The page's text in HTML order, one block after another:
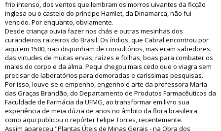
frio intenso, dos ventos que lembram os morros uivantes da ficção
inglesa ou o castelo do príncipe Hamlet, da Dinamarca, não fui
vencido. Por enquanto, obviamente.
Desde criança ouvia fazer nos chás e outras mesinhas dos
curandeiros raizeiros do Brasil. Os índios, que Cabral encontrou por
aqui em 1500, não dispunham de consultórios, mas eram sabedores
das virtudes de muitas ervas, raízes e folhas, boas para combater os
males do corpo e da alma. Pequi chegou mais cedo que o viagra sem
precisar de laboratórios para demoradas e caríssimas pesquisas.
Por isso, louve-se o empenho, engenho e arte da professora Maria
das Graças Brandão, do Departamento de Produtos Farmacêuticos da
Faculdade de Farmácia da UFMG, ao transformar em livro sua
experiência de meia dúzia de anos no âmbito da flora brasileira,
como aqui publicou o repórter Felipe Torres, recentemente.
Assim apareceu "Plantas Úteis de Minas Gerais - na Obra dos